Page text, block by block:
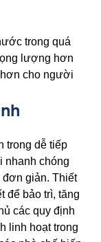
trong quá
lượng hơn
cho người
trong dễ tiếp
nhanh chóng
đơn giản. Thiết
để bảo trì, tăng
các quy định
linh hoạt trong